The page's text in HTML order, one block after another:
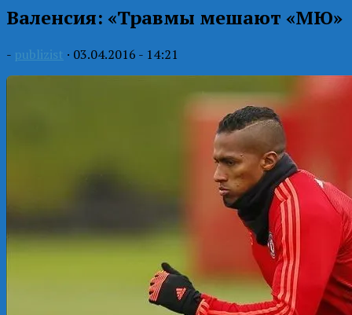
Валенсия: «Травмы мешают «МЮ»
- publizist · 03.04.2016 - 14:21